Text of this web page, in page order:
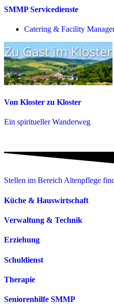
SMMP Servicedienste
Catering & Facility
Von Kloster zu Kloster
Ein spiritueller Wanderweg
Stellen im Bereich Altenpflege
Küche & Hauswirtschaft
Verwaltung & Technik
Erziehung
Schuldienst
Therapie
Seniorenhilfe SMMP